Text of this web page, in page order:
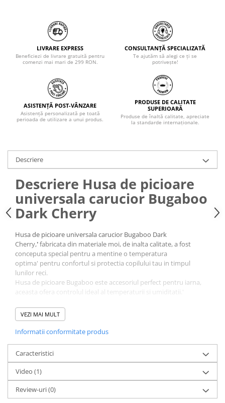
LIVRARE EXPRESS
Beneficiezi de livrare gratuită pentru
comenzi mai mari de 299 RON.
CONSULTANȚĂ SPECIALIZATĂ
Te ajutăm să alegi ce ți se
potrivește!
ASISTENȚĂ POST-VÂNZARE
Asistență personalizată pe toată
perioada de utilizare a unui produs.
PRODUSE DE CALITATE
SUPERIOARĂ
Produse de înaltă calitate, apreciate
la standarde internaționale.
Descriere
Descriere Husa de picioare
universala carucior Bugaboo
Dark Cherry
Husa de picioare universala carucior Bugaboo Dark
Cherry,'fabricata din materiale moi, de inalta calitate, a fost
conceputa special pentru a mentine o temperatura
optima' pentru confortul si protectia copilului tau in timpul
lunilor reci.
Husa de picioare Bugaboo este accesoriul perfect pentru iarna,
aceasta ofera controlul ideal al temperaturii si umiditatii.'
Husa de picioare Bugaboo Dark Cherry este compatibila cu
toate carucioarele Bugaboo (cu exceptia caruciorului
Caracteristici Husa de picioare
universala carucior Bugaboo Dark
Cherry:
'
Confectionata din tesaturi de inalta calitate, moi si respirabile.
VEZI MAI MULT
Informatii conformitate produs
Caracteristici
Video (1)
Review-uri(0)